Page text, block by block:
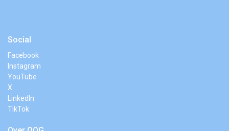
Social
Facebook
Instagram
YouTube
X
LinkedIn
TikTok